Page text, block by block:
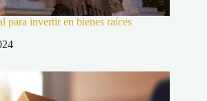
para invertir en bienes raíces